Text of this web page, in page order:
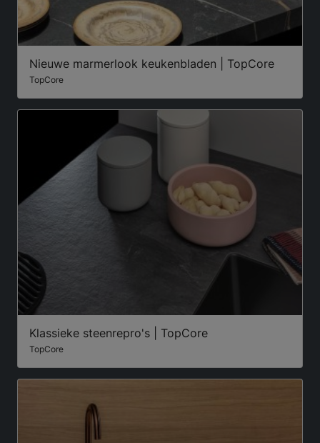
Nieuwe marmerlook keukenbladen | TopCore
TopCore
Klassieke steenrepro's | TopCore
TopCore